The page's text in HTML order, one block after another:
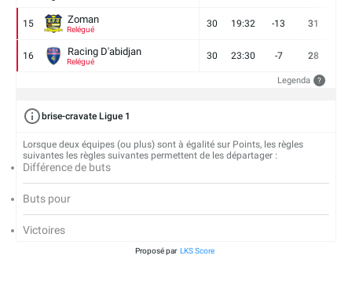
15 Zoman
Relégué
30 19:32 -13 31
16 Racing D'abidjan
Relégué
30 23:30 -7 28
Legenda ?
brise-cravate Ligue 1
Lorsque deux équipes (ou plus) sont à égalité sur Points, les règles
suivantes les règles suivantes permettent de les départager :
Différence de buts
Buts pour
Victoires
Proposé par LKS Score